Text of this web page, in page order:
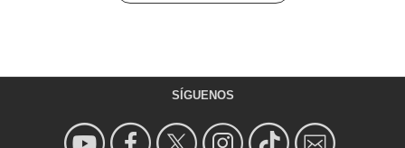
SÍGUENOS